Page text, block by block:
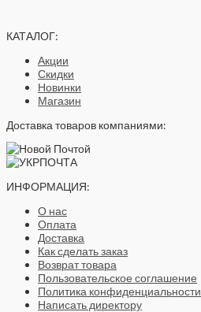
КАТАЛОГ:
Акции
Скидки
Новинки
Магазин
Доставка товаров компаниями:
ИНФОРМАЦИЯ:
О нас
Оплата
Доставка
Как сделать заказ
Возврат товара
Пользовательское соглашение
Политика конфиденциальности
Написать директору